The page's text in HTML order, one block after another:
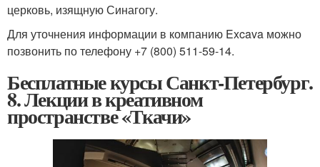
церковь, изящную Синагогу.
Для уточнения информации в компанию Excava можно
позвонить по телефону +7 (800) 511-59-14.
Бесплатные курсы Санкт-Петербург.
8. Лекции в креативном
пространстве «Ткачи»